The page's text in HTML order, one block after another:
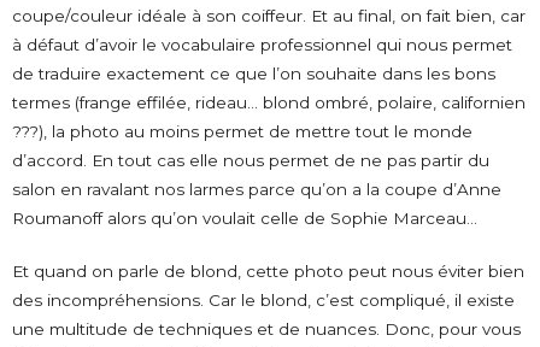
coupe/couleur idéale à son coiffeur. Et au final, on fait bien, car
à défaut d’avoir le vocabulaire professionnel qui nous permet
de traduire exactement ce que l’on souhaite dans les bons
termes (frange effilée, rideau… blond ombré, polaire, californien
???), la photo au moins permet de mettre tout le monde
d’accord. En tout cas elle nous permet de ne pas partir du
salon en ravalant nos larmes parce qu’on a la coupe d’Anne
Roumanoff alors qu’on voulait celle de Sophie Marceau…
Et quand on parle de blond, cette photo peut nous éviter bien
des incompréhensions. Car le blond, c’est compliqué, il existe
une multitude de techniques et de nuances. Donc, pour vous